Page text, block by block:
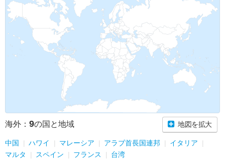
海外： 9の国と地域 地図を拡大
中国 ハワイ マレーシア アラブ首長国連邦
イタリア
マルタ
スペイン フランス 台湾